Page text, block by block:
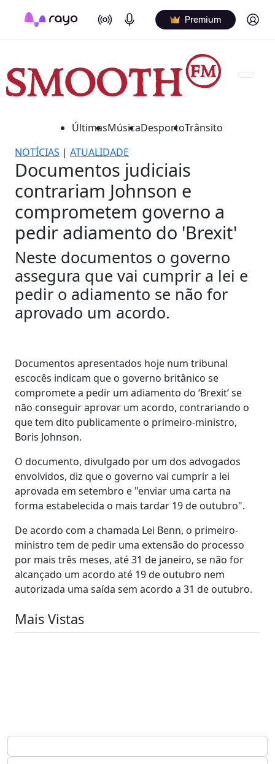
On Air Podcasts Premium Log in
ÚltimasMúsicaDesportoTrânsito
NOTÍCIAS | ATUALIDADE
Documentos judiciais
contrariam Johnson e
comprometem governo a
pedir adiamento do 'Brexit'
Neste documentos o governo
assegura que vai cumprir a lei e
pedir o adiamento se não for
aprovado um acordo.
Documentos apresentados hoje num tribunal
escocês indicam que o governo britânico se
compromete a pedir um adiamento do ‘Brexit’ se
não conseguir aprovar um acordo, contrariando o
que tem dito publicamente o primeiro-ministro,
Boris Johnson.
O documento, divulgado por um dos advogados
envolvidos, diz que o governo vai cumprir a lei
aprovada em setembro e "enviar uma carta na
forma estabelecida o mais tardar 19 de outubro".
De acordo com a chamada Lei Benn, o primeiro-
ministro tem de pedir uma extensão do processo
por mais três meses, até 31 de janeiro, se não for
alcançado um acordo até 19 de outubro nem
autorizada uma saída sem acordo a 31 de outubro.
Mais Vistas